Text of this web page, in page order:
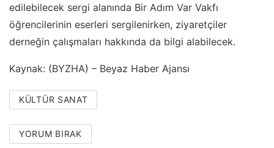
edilebilecek sergi alanında Bir Adım Var Vakfı
öğrencilerinin eserleri sergilenirken, ziyaretçiler
derneğin çalışmaları hakkında da bilgi alabilecek.
Kaynak: (BYZHA) – Beyaz Haber Ajansı
KÜLTÜR SANAT
YORUM BIRAK